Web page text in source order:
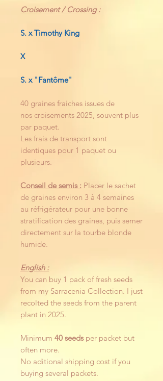
Croisement / Crossing :
S. x Timothy King
X
S. x "Fantôme"
40 graines fraiches issues de
nos croisements 2025, souvent plus
par paquet.
Les frais de transport sont
identiques pour 1 paquet ou
plusieurs.
Conseil de semis : Placer le sachet
de graines environ 3 à 4 semaines
au réfrigérateur pour une bonne
stratification des graines, puis semer
directement sur la tourbe blonde
humide.
English :
You can buy 1 pack of fresh seeds
from my Sarracenia Collection. I just
recolted the seeds from the parent
plant in 2025.
Minimum 40 seedsper packet but
often more.
No aditional shipping cost if you
buying several packets.